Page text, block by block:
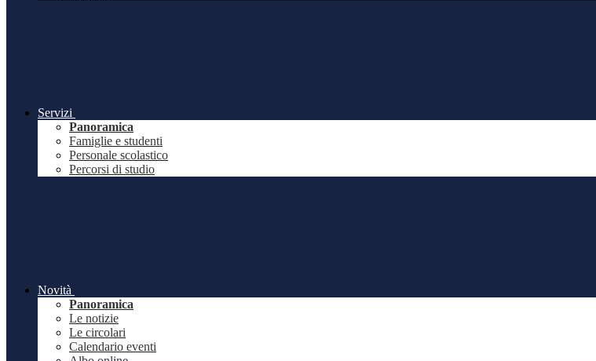
Servizi
Panoramica
Famiglie e studenti
Personale scolastico
Percorsi di studio
Novità
Panoramica
Le notizie
Le circolari
Calendario eventi